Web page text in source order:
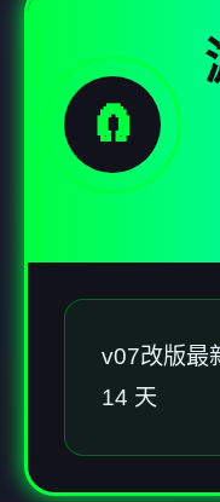
🧲
v07改版最
14 天